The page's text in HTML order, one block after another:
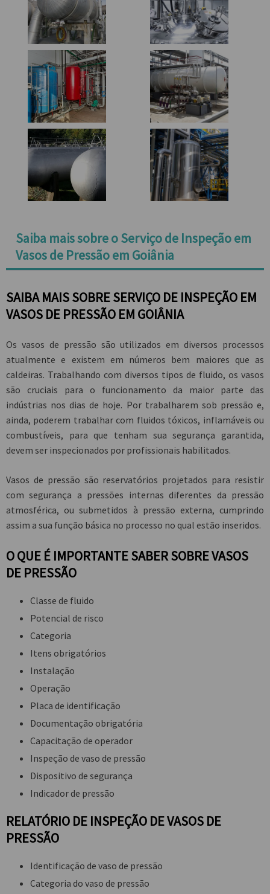
Saiba mais sobre o Serviço de Inspeção em
Vasos de Pressão em Goiânia
SAIBA MAIS SOBRE SERVIÇO DE INSPEÇÃO EM
VASOS DE PRESSÃO EM GOIÂNIA
Os vasos de pressão são utilizados em diversos processos
atualmente e existem em números bem maiores que as
caldeiras. Trabalhando com diversos tipos de fluido, os vasos
são cruciais para o funcionamento da maior parte das
indústrias nos dias de hoje. Por trabalharem sob pressão e,
ainda, poderem trabalhar com fluidos tóxicos, inflamáveis ou
combustíveis, para que tenham sua segurança garantida,
devem ser inspecionados por profissionais habilitados.
Vasos de pressão são reservatórios projetados para resistir
com segurança a pressões internas diferentes da pressão
atmosférica, ou submetidos à pressão externa, cumprindo
assim a sua função básica no processo no qual estão inseridos.
O QUE É IMPORTANTE SABER SOBRE VASOS
DE PRESSÃO
Classe de fluido
Potencial de risco
Categoria
Itens obrigatórios
Instalação
Operação
Placa de identificação
Documentação obrigatória
Capacitação de operador
Inspeção de vaso de pressão
Dispositivo de segurança
Indicador de pressão
RELATÓRIO DE INSPEÇÃO DE VASOS DE
PRESSÃO
Identificação de vaso de pressão
Categoria do vaso de pressão